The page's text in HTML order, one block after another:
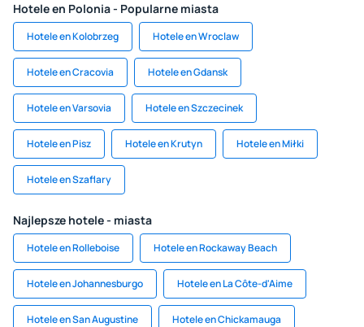
Hotele en Polonia - Popularne miasta
Hotele en Kolobrzeg Hotele en Wroclaw
Hotele en Cracovia Hotele en Gdansk
Hotele en Varsovia Hotele en Szczecinek
Hotele en Pisz Hotele en Krutyn Hotele en Miłki
Hotele en Szaflary
Najlepsze hotele - miasta
Hotele en Rolleboise Hotele en Rockaway Beach
Hotele en Johannesburgo Hotele en La Côte-d'Aime
Hotele en San Augustine Hotele en Chickamauga